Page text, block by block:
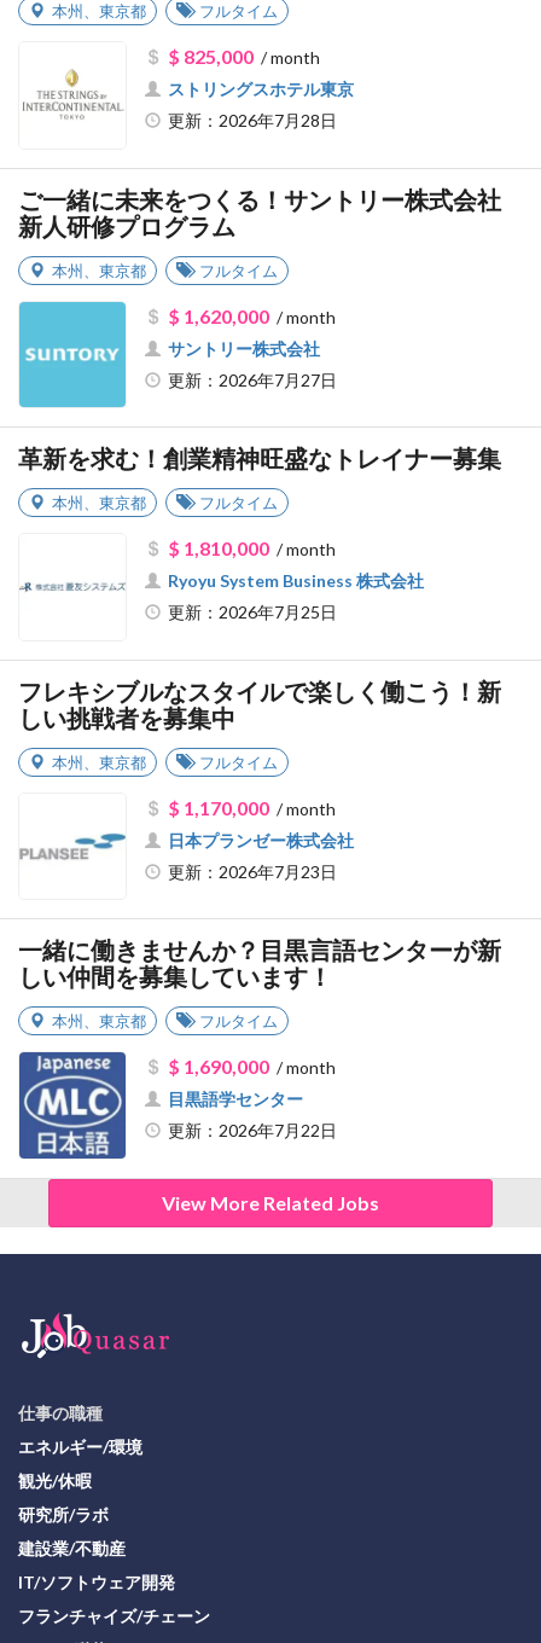
本州 東京都 フルタイム
$ 825,000/ month
ストリングスホテル東京
更新：2026年7月28日
ご一緒に未来をつくる！サントリー株式会社
新人研修プログラム
本州 東京都 フルタイム
$ 1,620,000/ month
サントリー株式会社
更新：2026年7月27日
革新を求む！創業精神旺盛なトレイナー募集
本州 東京都 フルタイム
$ 1,810,000/ month
Ryoyu System Business 株式会社
更新：2026年7月25日
フレキシブルなスタイルで楽しく働こう！新
しい挑戦者を募集中
本州 東京都 フルタイム
$ 1,170,000/ month
日本プランゼー株式会社
更新：2026年7月23日
一緒に働きませんか？目黒言語センターが新
しい仲間を募集しています！
本州 東京都 フルタイム
$ 1,690,000/ month
目黒語学センター
更新：2026年7月22日
View More Related Jobs
仕事の職種
エネルギー/環境
観光/休暇
研究所/ラボ
建設業/不動産
IT/ソフトウェア開発
フランチャイズ/チェーン